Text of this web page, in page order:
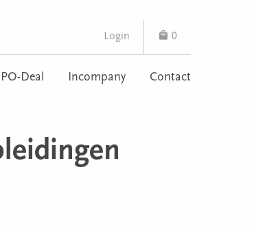
Login 0
PO-Deal Incompany Contact